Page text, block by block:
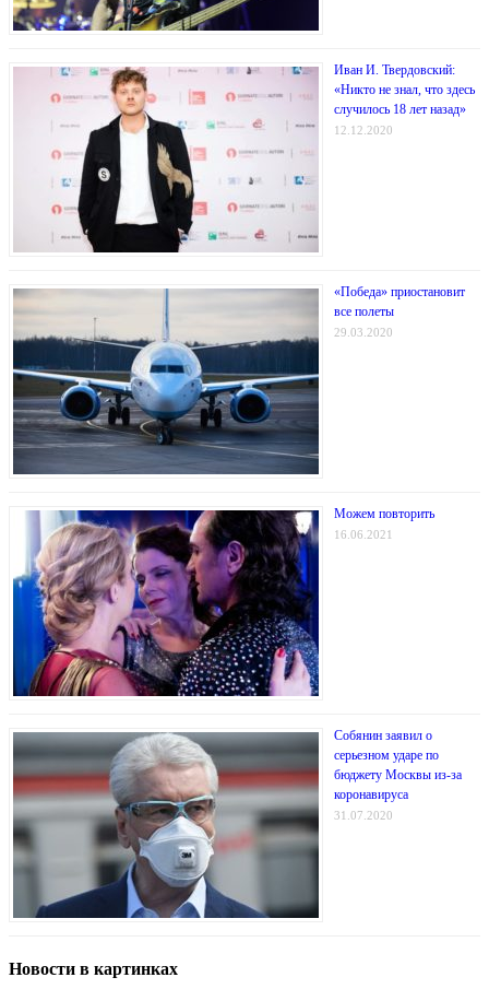
Иван И. Твердовский:
«Никто не знал, что здесь
случилось 18 лет назад»
12.12.2020
«Победа» приостановит
все полеты
29.03.2020
Можем повторить
16.06.2021
Собянин заявил о
серьезном ударе по
бюджету Москвы из-за
коронавируса
31.07.2020
Новости в картинках